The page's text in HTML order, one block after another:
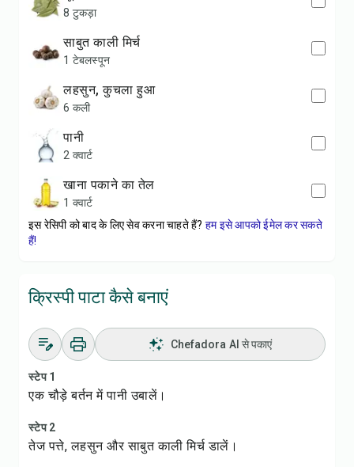
8 टुकड़ा
साबुत काली मिर्च
1 टेबलस्पून
लहसुन, कुचला हुआ
6 कली
पानी
2 क्वार्ट
खाना पकाने का तेल
1 क्वार्ट
इस रेसिपी को बाद के लिए सेव करना चाहते हैं? हम इसे आपको ईमेल कर सकते
हैं!
क्रिस्पी पाटा कैसे बनाएं
Chefadora AI से पकाएं
स्टेप 1
एक चौड़े बर्तन में पानी उबालें।
स्टेप 2
तेज पत्ते, लहसुन और साबुत काली मिर्च डालें।